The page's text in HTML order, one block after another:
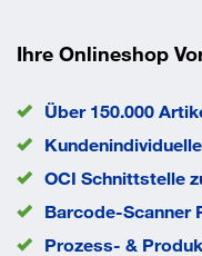
Ihre Onlineshop
Über 150.000
OCI Schnittstelle
Barcode-Scanner
Prozess- &